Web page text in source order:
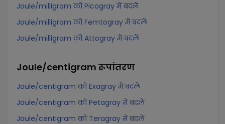
Joule/milligram को Picogray में बदलें
Joule/milligram को Femtogray में बदलें
Joule/milligram को Attogray में बदलें
Joule/centigram रूपांतरण
Joule/centigram को Exagray में बदलें
Joule/centigram को Petagray में बदलें
Joule/centigram को Teragray में बदलें